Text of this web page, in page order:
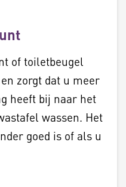
of toiletbeugel
zorgt dat u meer
heeft bij naar het
wassen. Het
goed is of als u